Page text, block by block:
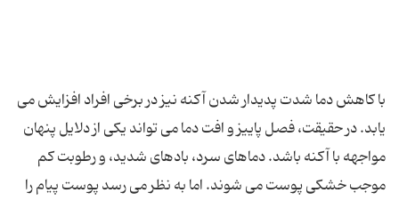
با کاهش دما شدت پدیدار شدن آکنه نیز در برخی افراد افزایش می
یابد. در حقیقت، فصل پاییز و افت دما می تواند یکی از دلایل پنهان
مواجهه با آکنه باشد. دماهای سرد، بادهای شدید، و رطوبت کم
موجب خشکی پوست می شوند. اما به نظر می رسد پوست پیام را